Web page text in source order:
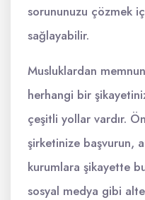
sorununuzu çözmek
sağlayabilir.
Musluklardan
herhangi bir
çeşitli yollar vardır.
şirketinize başvurun,
kurumlara şikayette
sosyal medya gibi